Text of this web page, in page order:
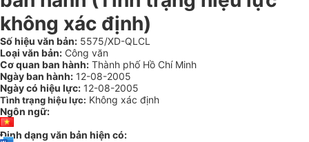
không xác định)
Số hiệu văn bản: 5575/XD-QLCL
Loại văn bản: Công văn
Cơ quan ban hành: Thành phố Hồ Chí Minh
Ngày ban hành: 12-08-2005
Ngày có hiệu lực: 12-08-2005
Tình trạng hiệu lực: Không xác định
Ngôn ngữ:
Định dạng văn bản hiện có: